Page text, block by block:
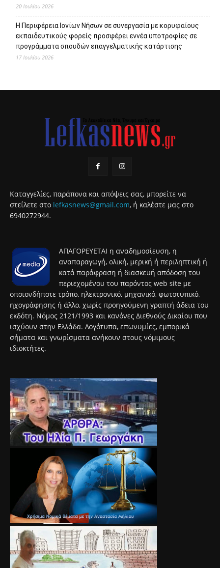
20 Ιουλίου 2026
Η Περιφέρεια Ιονίων Νήσων σε συνεργασία με κορυφαίους
εκπαιδευτικούς φορείς προσφέρει εννέα υποτροφίες σε
προγράμματα σπουδών επαγγελματικής κατάρτισης
17 Ιουλίου 2026
Καταγγελίες, παράπονα και απόψεις σας, μπορείτε να
στείλετε στο lefkasnews@gmail.com, ή καλέστε μας στο
6940272944.
ΑΠΑΓΟΡΕΥΕΤΑΙ η αναδημοσίευση, η
αναπαραγωγή, ολική, μερική ή περιληπτική ή
κατά παράφραση ή διασκευή απόδοση του
περιεχομένου του παρόντος web site με
οποιονδήποτε τρόπο, ηλεκτρονικό, μηχανικό, φωτοτυπικό,
ηχογράφησης ή άλλο, χωρίς προηγούμενη γραπτή άδεια του
εκδότη. Νόμος 2121/1993 και κανόνες Διεθνούς Δικαίου που
ισχύουν στην Ελλάδα. Λογότυπα, επωνυμίες, εμπορικά
σήματα και γνωρίσματα ανήκουν στους νόμιμους
ιδιοκτήτες.